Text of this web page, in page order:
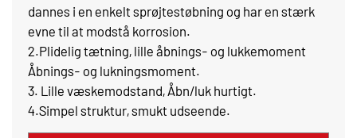
dannes i en enkelt sprøjtestøbning og har en stærk
evne til at modstå korrosion.
2.Plidelig tætning, lille åbnings- og lukkemoment
Åbnings- og lukningsmoment.
3. Lille væskemodstand, Åbn/luk hurtigt.
4.Simpel struktur, smukt udseende.